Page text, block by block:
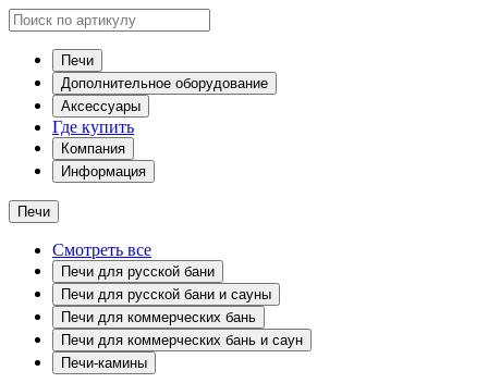
Печи
Дополнительное оборудование
Аксессуары
Где купить
Компания
Информация
Печи
Смотреть все
Печи для русской бани
Печи для русской бани и сауны
Печи для коммерческих бань
Печи для коммерческих бань и саун
Печи-камины